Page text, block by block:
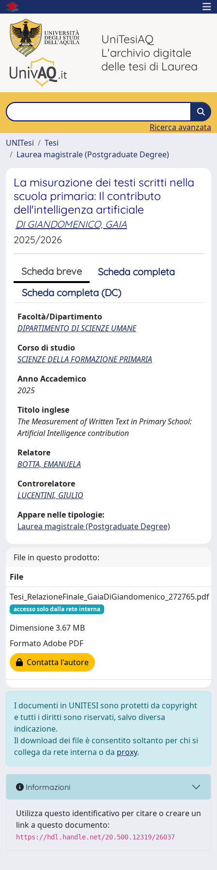
UniTesiAQ
L'archivio digitale
delle tesi di Laurea
Ricerca avanzata
UNITesi
Tesi
Laurea magistrale (Postgraduate Degree)
La misurazione dei testi scritti nella
scuola primaria: Il contributo
dell'intelligenza artificiale
DI GIANDOMENICO, GAIA
2025/2026
Scheda breve
Scheda completa
Scheda completa (DC)
Facoltà/Dipartimento
DIPARTIMENTO DI SCIENZE UMANE
Corso di studio
SCIENZE DELLA FORMAZIONE PRIMARIA
Anno Accademico
2025
Titolo inglese
The Measurement of Written Text in Primary School:
Artificial Intelligence contribution
Relatore
BOTTA, EMANUELA
Controrelatore
LUCENTINI, GIULIO
Appare nelle tipologie:
Laurea magistrale (Postgraduate Degree)
File in questo prodotto:
File
Tesi_RelazioneFinale_GaiaDiGiandomenico_272765.pdf
accesso solo dalla rete interna
Dimensione 3.67 MB
Formato Adobe PDF
Contatta l'autore
I documenti in UNITESI sono protetti da copyright
e tutti i diritti sono riservati, salvo diversa
indicazione.
Il download dei file è consentito soltanto per chi si
collega da rete interna o da proxy.
Informazioni
Utilizza questo identificativo per citare o creare un
link a questo documento:
https://hdl.handle.net/20.500.12319/26037